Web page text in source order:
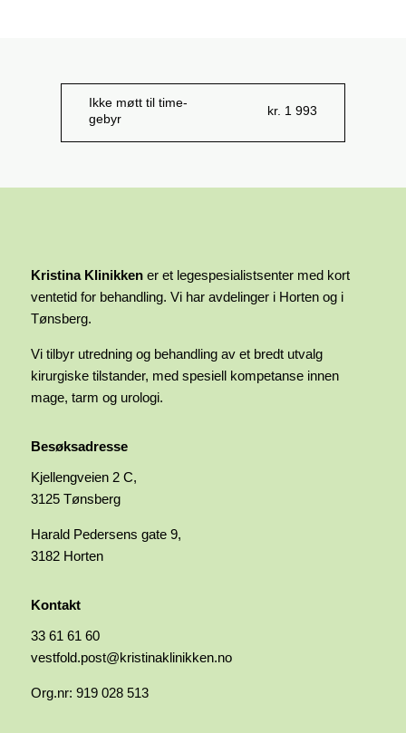
Ikke møtt til time-
gebyr
kr. 1 993
Kristina Klinikkener et legespesialistsenter med kort
ventetid for behandling. Vi har avdelinger i Horten og i
Tønsberg.
Vi tilbyr utredning og behandling av et bredt utvalg
kirurgiske tilstander, med spesiell kompetanse innen
mage, tarm og urologi.
Besøksadresse
Kjellengveien 2 C,
3125 Tønsberg
Harald Pedersens gate 9,
3182 Horten
Kontakt
33 61 61 60
vestfold.post@kristinaklinikken.no
Org.nr: 919 028 513